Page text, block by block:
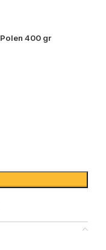
Polen 400 gr